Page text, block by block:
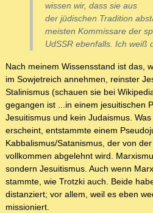
wissen wir, dass sie aus
der jüdischen Tradition
meisten Kommissare der
UdSSR ebenfalls. Ich weiß
Nach meinem Wissensstand ist das,
im Sowjetreich annehmen, reinster
Stalinismus (schauen sie bei
gegangen ist ...in einem jesuitischen
Jesuitismus und kein Judaismus.
erscheint, entstammte einem
Kabbalismus/Satanismus, der von
vollkommen abgelehnt wird.
sondern Jesuitismus. Auch wenn
stammte, wie Trotzki auch. Beide
distanziert; vor allem, weil es eben
missioniert.